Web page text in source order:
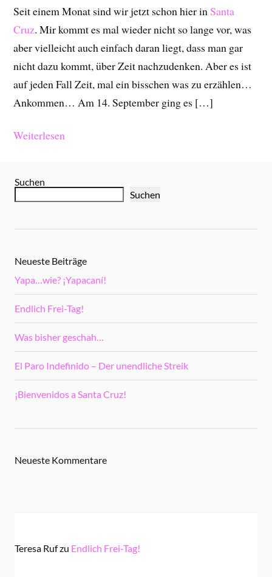
Seit einem Monat sind wir jetzt schon hier in Santa
Cruz. Mir kommt es mal wieder nicht so lange vor, was
aber vielleicht auch einfach daran liegt, dass man gar
nicht dazu kommt, über Zeit nachzudenken. Aber es ist
auf jeden Fall Zeit, mal ein bisschen was zu erzählen…
Ankommen… Am 14. September ging es […]
Weiterlesen
Suchen
Suchen
Neueste Beiträge
Yapa…wie? ¡Yapacaní!
Endlich Frei-Tag!
Was bisher geschah…
El Paro Indefinido – Der unendliche Streik
¡Bienvenidos a Santa Cruz!
Neueste Kommentare
Teresa Rufzu Endlich Frei-Tag!